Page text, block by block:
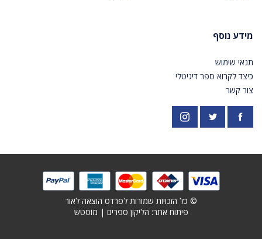
מידע נוסף
תנאי שימוש
כיצד לקרוא ספר דיגיטלי
צור קשר
פייסבוק https://twitter.com/PardesPublish
אינסטגרם
© כל הזכויות שמורות לפרדס הוצאה לאור
פיתוח אתר: ׁהליקון ספרים | מוסטש